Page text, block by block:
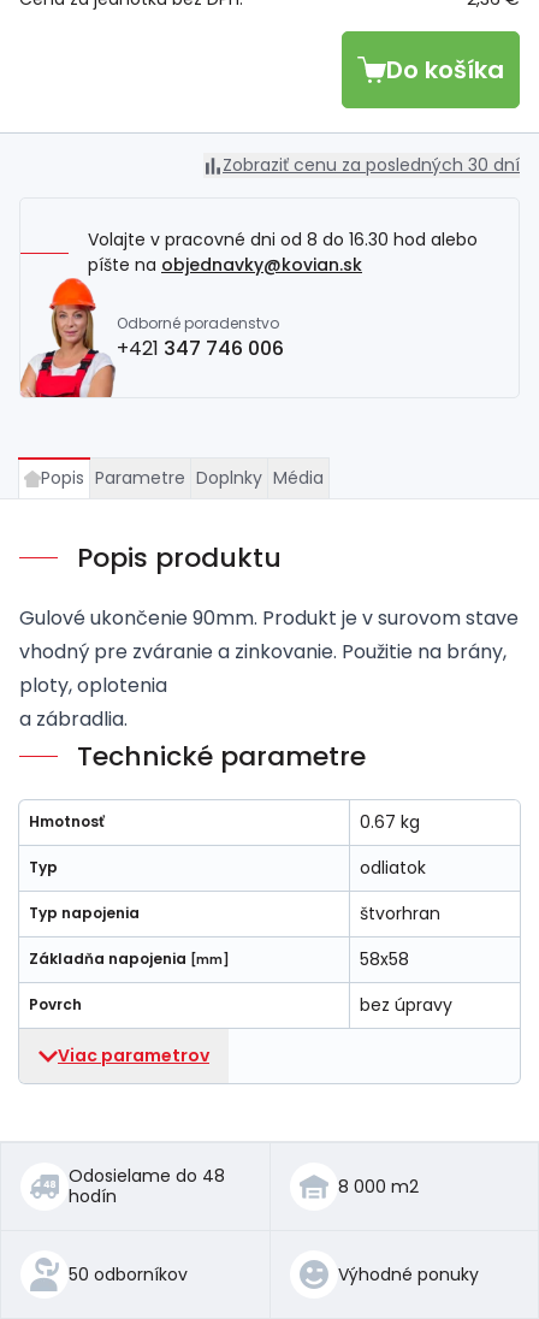
Do košíka
Zobraziť cenu za posledných 30 dní
Volajte v pracovné dni od 8 do 16.30 hod alebo
píšte na objednavky@kovian.sk
Odborné poradenstvo
+421 347 746 006
Popis Parametre Doplnky Média
Popis produktu
Gulové ukončenie 90mm. Produkt je v surovom stave
vhodný pre zváranie a zinkovanie. Použitie na brány,
ploty, oplotenia
a zábradlia.
Technické parametre
Hmotnosť 0.67 kg
Typ odliatok
Typ napojenia štvorhran
Základňa napojenia [mm] 58x58
Povrch bez úpravy
Viac parametrov
Odosielame do 48
hodín
8 000 m2
50 odborníkov Výhodné ponuky